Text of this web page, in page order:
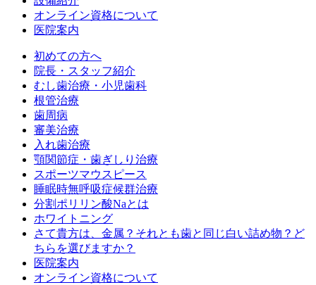
オンライン資格について
医院案内
初めての方へ
院長・スタッフ紹介
むし歯治療・小児歯科
根管治療
歯周病
審美治療
入れ歯治療
顎関節症・歯ぎしり治療
スポーツマウスピース
睡眠時無呼吸症候群治療
分割ポリリン酸Naとは
ホワイトニング
さて貴方は、金属？それとも歯と同じ白い詰め物？ど
ちらを選びますか？
医院案内
オンライン資格について